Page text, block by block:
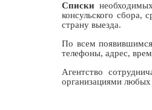
Списки
консульского
страну выезда.
По всем
телефоны, адрес,
Агентство
организациями